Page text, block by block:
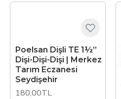
Poelsan Dişli TE 1½”
Dişi-Dişi-Dişi | Merkez
Tarım Eczanesi
Seydişehir
180,00TL